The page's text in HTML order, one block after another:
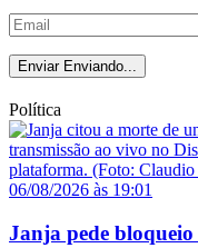
Enviar Enviando...
Política
06/08/2026 às 19:01
Janja pede